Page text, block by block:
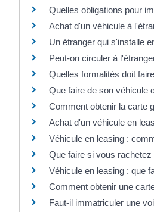
Quelles obligations pour
Achat d'un véhicule à
Un étranger qui s'installe
Peut-on circuler à
Quelles formalités doit
Que faire de son véhicule
Comment obtenir la carte
Achat d'un véhicule en
Véhicule en leasing :
Que faire si vous
Véhicule en leasing : que
Comment obtenir une
Faut-il immatriculer une